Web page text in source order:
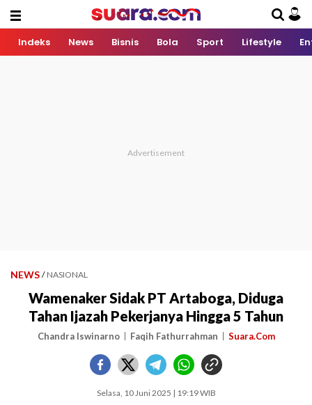
Indeks News Bisnis Bola Sport Lifestyle
NEWS / NASIONAL
Wamenaker Sidak PT Artaboga, Diduga
Tahan Ijazah Pekerjanya Hingga 5 Tahun
Chandra Iswinarno Faqih Fathurrahman Suara.Com
Selasa, 10 Juni 2025 | 19:19 WIB